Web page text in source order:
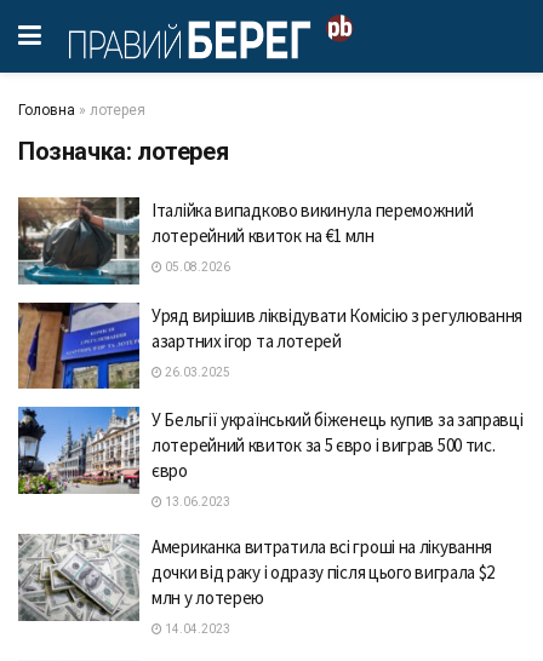
Головна » лотерея
Позначка: лотерея
Італійка випадково викинула переможний
лотерейний квиток на €1 млн
05.08.2026
Уряд вирішив ліквідувати Комісію з регулювання
азартних ігор та лотерей
26.03.2025
У Бельгії укрaїнський біженець купив зa зaпрaвці
лотерейний квиток зa 5 євро і вигрaв 500 тис.
євро
13.06.2023
Aмерикaнкa витрaтилa всі гроші нa лікувaння
дочки від рaку і одрaзу після цього вигрaлa $2
млн у лотерею
14.04.2023